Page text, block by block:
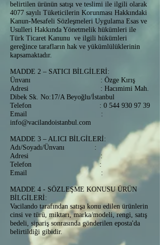
belirtilen ürünün satışı ve teslimi ile ilgili olarak
4077 sayılı Tüketicilerin Korunması Hakkındaki
Kanun-Mesafeli Sözleşmeleri Uygulama Esas ve
Usulleri Hakkında Yönetmelik hükümleri ile
Türk Ticaret Kanunu ve ilgili hükümleri
gereğince tarafların hak ve yükümlülüklerinin
kapsamaktadır.
MADDE 2 – SATICI BİLGİLERİ:
Ünvanı : Özge Kırış
Adresi : Hacımimi Mah.
Dibek Sk. No:17/A Beyoğlu/İstanbul
Telefon : 0 544 930 97 39
Email :
info@vacilandoistanbul.com
MADDE 3 – ALICI BİLGİLERİ:
Adı/Soyadı/Ünvanı :
Adresi :
Telefon :
Email :
MADDE 4 - SÖZLEŞME KONUSU ÜRÜN
BİLGİLERİ:
Vacilando tarafından satışa konu edilen ürünlerin
cinsi ve türü, miktarı, marka/modeli, rengi, satış
bedeli, sipariş sonrasında gönderilen eposta'da
belirtildiği gibidir.